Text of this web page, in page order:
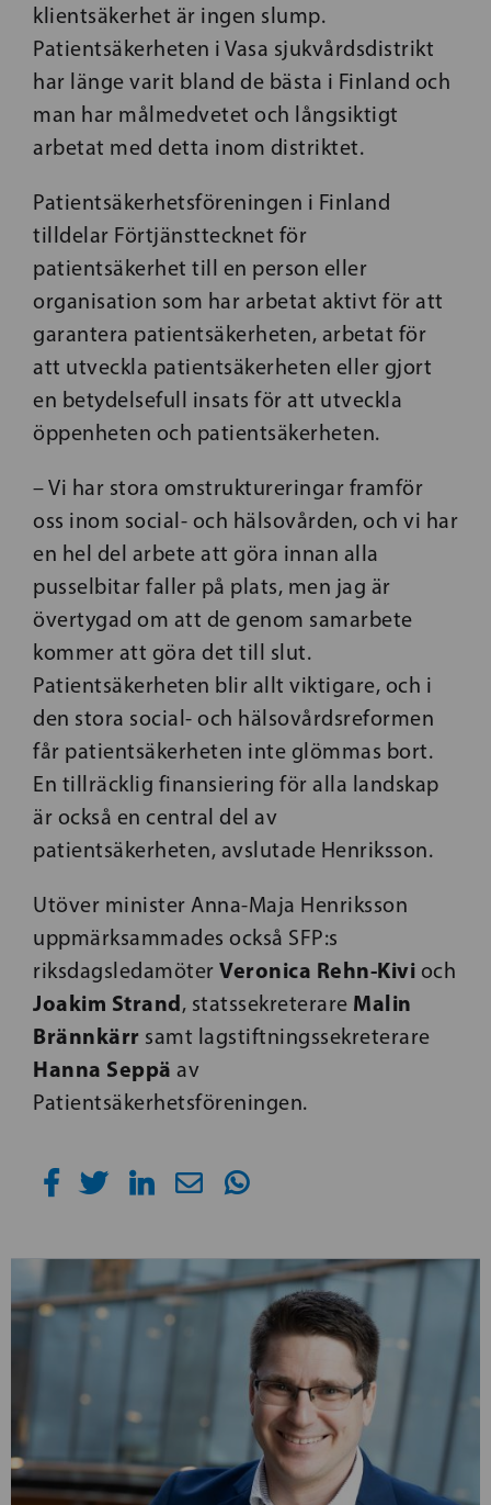
klientsäkerhet är ingen slump.
Patientsäkerheten i Vasa sjukvårdsdistrikt
har länge varit bland de bästa i Finland och
man har målmedvetet och långsiktigt
arbetat med detta inom distriktet.
Patientsäkerhetsföreningen i Finland
tilldelar Förtjänsttecknet för
patientsäkerhet till en person eller
organisation som har arbetat aktivt för att
garantera patientsäkerheten, arbetat för
att utveckla patientsäkerheten eller gjort
en betydelsefull insats för att utveckla
öppenheten och patientsäkerheten.
– Vi har stora omstruktureringar framför
oss inom social- och hälsovården, och vi har
en hel del arbete att göra innan alla
pusselbitar faller på plats, men jag är
övertygad om att de genom samarbete
kommer att göra det till slut.
Patientsäkerheten blir allt viktigare, och i
den stora social- och hälsovårdsreformen
får patientsäkerheten inte glömmas bort.
En tillräcklig finansiering för alla landskap
är också en central del av
patientsäkerheten, avslutade Henriksson.
Utöver minister Anna-Maja Henriksson
uppmärksammades också SFP:s
riksdagsledamöter Veronica Rehn-Kivi och
Joakim Strand, statssekreterare Malin
Brännkärr samt lagstiftningssekreterare
Hanna Seppä av
Patientsäkerhetsföreningen.